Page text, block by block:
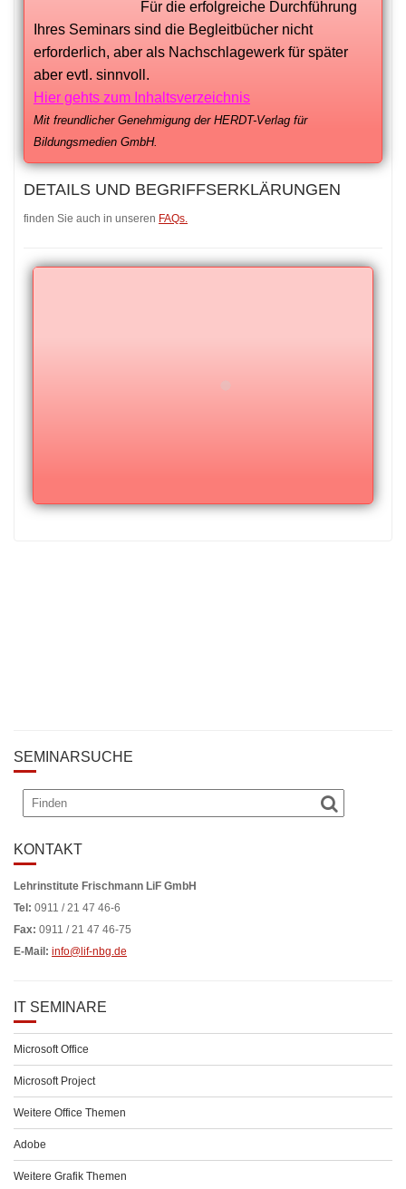
Für die erfolgreiche Durchführung
Ihres Seminars sind die Begleitbücher nicht
erforderlich, aber als Nachschlagewerk für später
aber evtl. sinnvoll.
Hier gehts zum Inhaltsverzeichnis
Mit freundlicher Genehmigung der HERDT-Verlag für
Bildungsmedien GmbH.
DETAILS UND BEGRIFFSERKLÄRUNGEN
finden Sie auch in unseren FAQs.
SEMINARSUCHE
KONTAKT
Lehrinstitute Frischmann LiF GmbH
Tel: 0911 / 21 47 46-6
Fax: 0911 / 21 47 46-75
E-Mail: info@lif-nbg.de
IT SEMINARE
Microsoft Office
Microsoft Project
Weitere Office Themen
Adobe
Weitere Grafik Themen